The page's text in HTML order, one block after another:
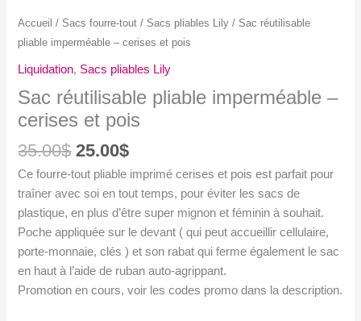
Accueil / Sacs fourre-tout / Sacs pliables Lily / Sac réutilisable
pliable imperméable – cerises et pois
Liquidation, Sacs pliables Lily
Sac réutilisable pliable imperméable –
cerises et pois
35.00$ Le
prix
initial
était :
35.00$.
25.00$Le
prix
actuel
est :
25.00$.
Ce fourre-tout pliable imprimé cerises et pois est parfait pour
traîner avec soi en tout temps, pour éviter les sacs de
plastique, en plus d’être super mignon et féminin à souhait.
Poche appliquée sur le devant ( qui peut accueillir cellulaire,
porte-monnaie, clés ) et son rabat qui ferme également le sac
en haut à l’aide de ruban auto-agrippant.
Promotion en cours, voir les codes promo dans la description.